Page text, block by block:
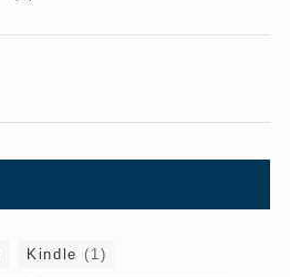
Kindle (1)